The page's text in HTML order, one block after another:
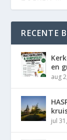
RECENTE
en
aug
jul